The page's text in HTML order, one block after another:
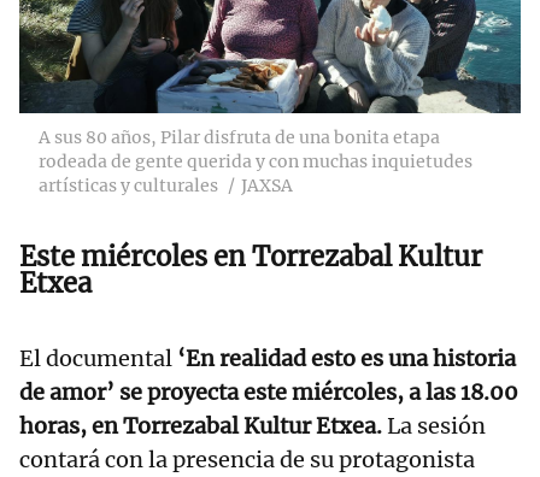
A sus 80 años, Pilar disfruta de una bonita etapa
rodeada de gente querida y con muchas inquietudes
artísticas y culturales
JAXSA
Este miércoles en Torrezabal Kultur
Etxea
El documental ‘En realidad esto es una historia
de amor’ se proyecta este miércoles, a las 18.00
horas, en Torrezabal Kultur Etxea.La sesión
contará con la presencia de su protagonista